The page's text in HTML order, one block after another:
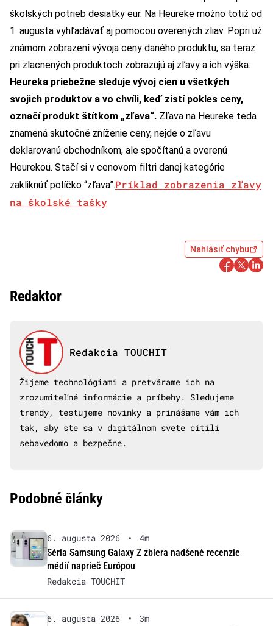
školských potrieb desiatky eur. Na Heureke možno totiž od
1. augusta vyhľadávať aj pomocou overených zliav. Popri už
známom zobrazení vývoja ceny daného produktu, sa teraz
pri zlacnených produktoch zobrazujú aj zľavy a ich výška.
Heureka priebežne sleduje vývoj cien u všetkých
svojich produktov a vo chvíli, keď zistí pokles ceny,
označí produkt štítkom „zľava“. Zľava na Heureke teda
znamená skutočné zníženie ceny, nejde o zľavu
deklarovanú obchodníkom, ale spočítanú a overenú
Heurekou. Stačí si v cenovom filtri danej kategórie
zakliknúť políčko “zľava”.Príklad zobrazenia zľavy
na školské tašky
Nahlásiť chybu
Redaktor
Redakcia TOUCHIT
Žijeme technológiami a pretvárame ich na
zrozumiteľné informácie a príbehy. Sledujeme
trendy, testujeme novinky a prinášame vám ich
tak, aby ste sa v digitálnom svete cítili
sebavedomo a bezpečne.
Podobné články
6. augusta 2026 •
4m
Séria Samsung Galaxy Z zbiera nadšené recenzie
médií naprieč Európou
Redakcia TOUCHIT
6. augusta 2026 •
3m